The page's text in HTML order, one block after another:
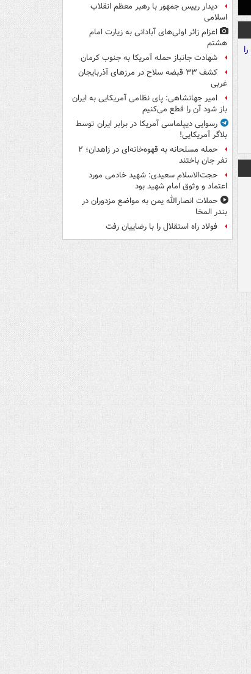
دیدار رییس جمهور با رهبر معظم انقلاب
اسلامی
اعزام زائر اولی‌های آبادانی به زیارت امام
هشتم
شهادت جانباز حمله آمریکا به جنوب کرمان
کشف ۳۳ قبضه سلاح در مرزهای آذربایجان
غربی
امیر جهانشاهی: پای نظامی آمریکایی به ایران
باز شود آن را قطع می‌کنیم
رسوایی دیپلماسی آمریکا در برابر ایران توسط
بلاگر آمریکایی!
حمله مسلحانه به قهوه‌خانه‌ای در زاهدان؛ ۲
نفر جان باختند
حجت‌الاسلام سعیدی: شهید خادمی مورد
اعتماد و وثوق امام شهید بود
حملات انصارالله یمن به مواضع مزدوران در
بندر المخا
فولاد راه استقلال را با رضاییان رفت